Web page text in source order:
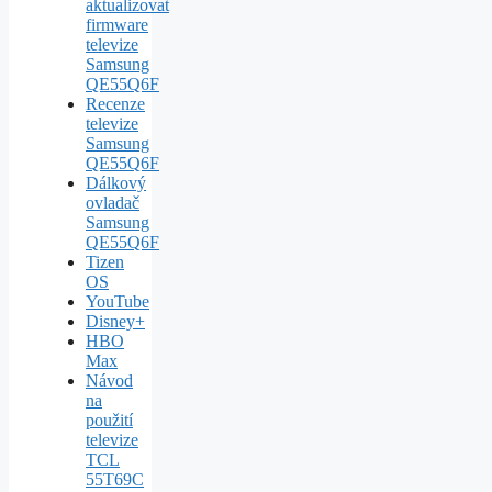
aktualizovat
firmware
televize
Samsung
QE55Q6F
Recenze
televize
Samsung
QE55Q6F
Dálkový
ovladač
Samsung
QE55Q6F
Tizen
OS
YouTube
Disney+
HBO
Max
Návod
na
použití
televize
TCL
55T69C